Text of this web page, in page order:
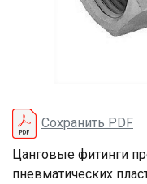
Сохранить PDF
Цанговые фитинги
пневматических